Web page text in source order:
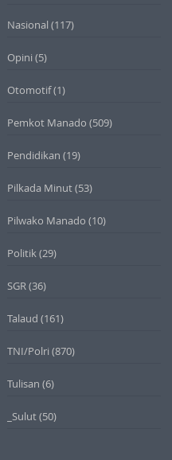
Nasional (117)
Opini (5)
Otomotif(1)
Pemkot Manado (509)
Pendidikan (19)
Pilkada Minut(53)
Pilwako Manado (10)
Politik(29)
SGR(36)
Talaud (161)
TNI/Polri (870)
Tulisan (6)
_Sulut(50)